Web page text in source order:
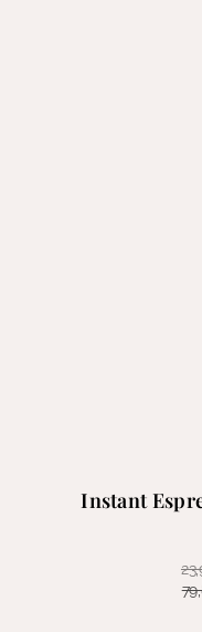
Instant